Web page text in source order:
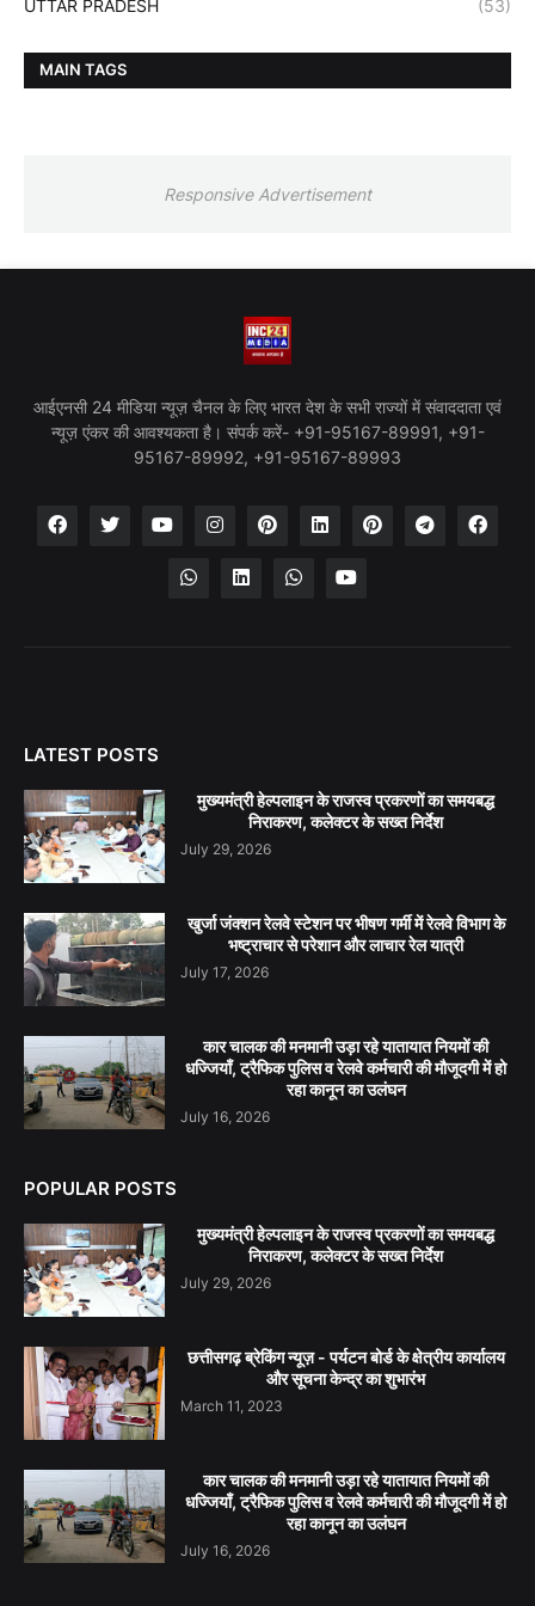
UTTAR PRADESH (53)
MAIN TAGS
Responsive Advertisement
आईएनसी 24 मीडिया न्यूज़ चैनल के लिए भारत देश के सभी राज्यों में संवाददाता एवं
न्यूज़ एंकर की आवश्यकता है। संपर्क करें- +91-95167-89991, +91-
95167-89992, +91-95167-89993
LATEST POSTS
मुख्यमंत्री हेल्पलाइन के राजस्व प्रकरणों का समयबद्ध
निराकरण, कलेक्टर के सख्त निर्देश
July 29, 2026
खुर्जा जंक्शन रेलवे स्टेशन पर भीषण गर्मी में रेलवे विभाग के
भष्ट्राचार से परेशान और लाचार रेल यात्री
July 17, 2026
कार चालक की मनमानी उड़ा रहे यातायात नियमों की
धज्जियाँ, ट्रैफिक पुलिस व रेलवे कर्मचारी की मौजूदगी में हो
रहा कानून का उलंघन
July 16, 2026
POPULAR POSTS
मुख्यमंत्री हेल्पलाइन के राजस्व प्रकरणों का समयबद्ध
निराकरण, कलेक्टर के सख्त निर्देश
July 29, 2026
छत्तीसगढ़ ब्रेकिंग न्यूज़ - पर्यटन बोर्ड के क्षेत्रीय कार्यालय
और सूचना केन्द्र का शुभारंभ
March 11, 2023
कार चालक की मनमानी उड़ा रहे यातायात नियमों की
धज्जियाँ, ट्रैफिक पुलिस व रेलवे कर्मचारी की मौजूदगी में हो
रहा कानून का उलंघन
July 16, 2026